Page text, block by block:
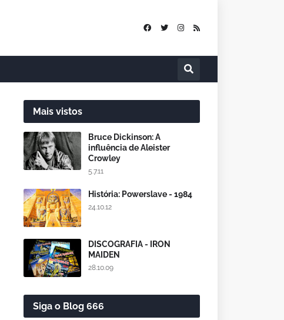
Mais vistos
Bruce Dickinson: A
influência de Aleister
Crowley
5.7.11
História: Powerslave - 1984
24.10.12
DISCOGRAFIA - IRON
MAIDEN
28.10.09
Siga o Blog 666